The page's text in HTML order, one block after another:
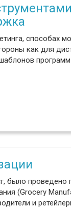
способах
как для
было проведено
(Grocery
и